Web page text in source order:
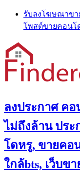
Skip
content
รับลงโฆษณาขา
โพสต์ขายคอนโ
ลงประกาศ ค
ไม่ถึงล้าน ปร
โดหรู, ขายคอ
ใกล้bts, เว็บข